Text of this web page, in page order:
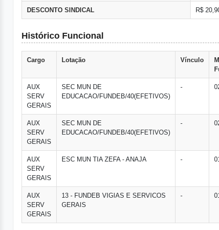
DESCONTO SINDICAL R$
Histórico Funcional
Cargo Lotação Vínculo
AUX
SERV
GERAIS
SEC MUN DE
EDUCACAO/FUNDEB/40(EFETIVOS)
-
AUX
SERV
GERAIS
SEC MUN DE
EDUCACAO/FUNDEB/40(EFETIVOS)
-
AUX
SERV
GERAIS
ESC MUN TIA ZEFA - ANAJA -
AUX
SERV
GERAIS
13 - FUNDEB VIGIAS E SERVICOS
GERAIS
-